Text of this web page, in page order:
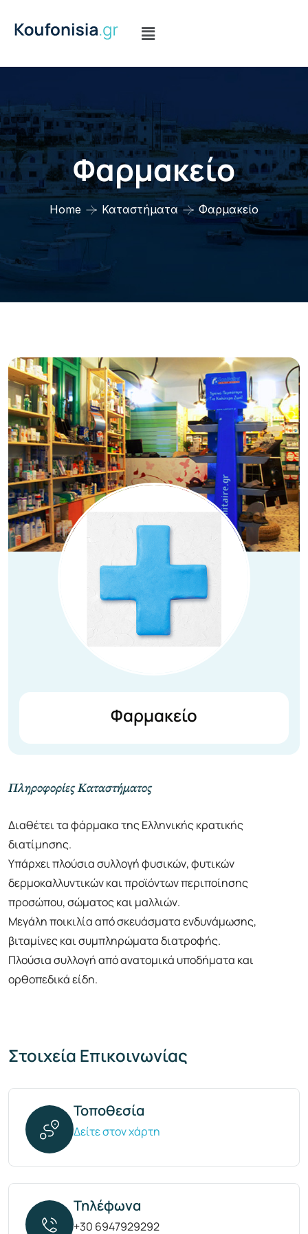
Φαρμακείο
Home Καταστήματα Φαρμακείο
Φαρμακείο
Πληροφορίες Καταστήματος
Διαθέτει τα φάρμακα της Ελληνικής κρατικής
διατίμησης.
Υπάρχει πλούσια συλλογή φυσικών, φυτικών
δερμοκαλλυντικών και προϊόντων περιποίησης
προσώπου, σώματος και μαλλιών.
Μεγάλη ποικιλία από σκευάσματα ενδυνάμωσης,
βιταμίνες και συμπληρώματα διατροφής.
Πλούσια συλλογή από ανατομικά υποδήματα και
ορθοπεδικά είδη.
Στοιχεία Επικοινωνίας
Τοποθεσία
Δείτε στον χάρτη
Τηλέφωνα
+30 6947929292